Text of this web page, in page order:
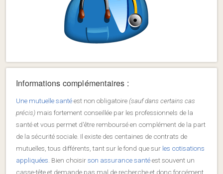
Informations complémentaires :
Une mutuelle santéest non obligatoire(sauf dans certains cas
précis) mais fortement conseillée par les professionnels de la
santé et vous permet d'être remboursé en complément de la part
de la sécurité sociale. Il existe des centaines de contrats de
mutuelles, tous différents, tant sur le fond que sur les cotisations
appliquées . Bien choisirson assurance santéest souvent un
casse-tête et demande pas mal de recherche et donc forcément